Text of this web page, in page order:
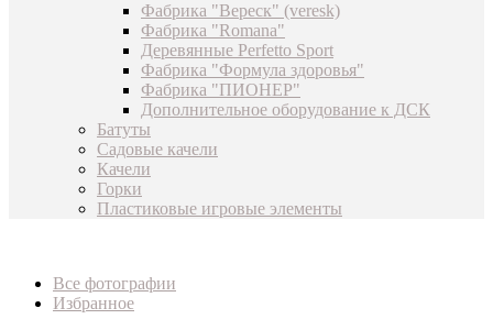
Фабрика "Вереск" (veresk)
Фабрика "Romana"
Деревянные Perfetto Sport
Фабрика "Формула здоровья"
Фабрика "ПИОНЕР"
Дополнительное оборудование к ДСК
Батуты
Садовые качели
Качели
Горки
Пластиковые игровые элементы
Все фотографии
Избранное